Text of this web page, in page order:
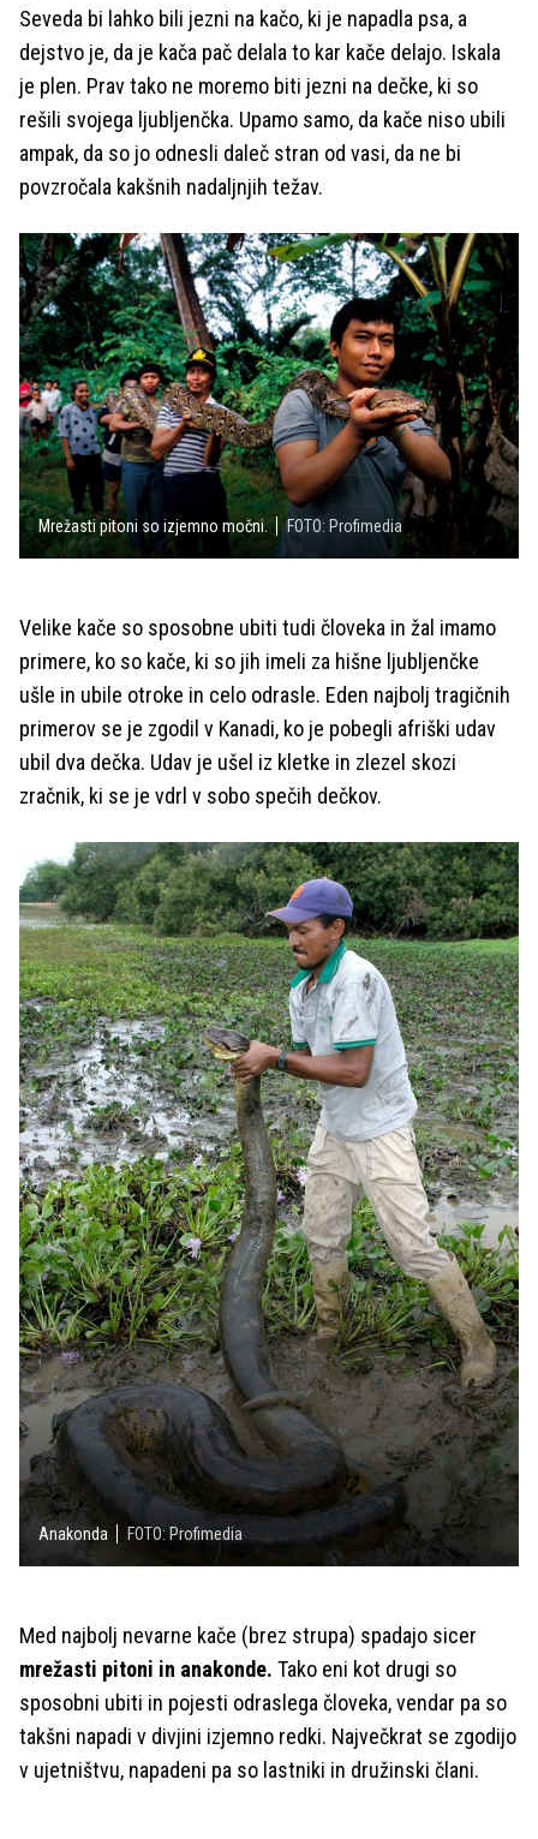
Seveda bi lahko bili jezni na kačo, ki je napadla psa, a
dejstvo je, da je kača pač delala to kar kače delajo. Iskala
je plen. Prav tako ne moremo biti jezni na dečke, ki so
rešili svojega ljubljenčka. Upamo samo, da kače niso ubili
ampak, da so jo odnesli daleč stran od vasi, da ne bi
povzročala kakšnih nadaljnjih težav.
Mrežasti pitoni so izjemno močni. FOTO: Profimedia
Velike kače so sposobne ubiti tudi človeka in žal imamo
primere, ko so kače, ki so jih imeli za hišne ljubljenčke
ušle in ubile otroke in celo odrasle. Eden najbolj tragičnih
primerov se je zgodil v Kanadi, ko je pobegli afriški udav
ubil dva dečka. Udav je ušel iz kletke in zlezel skozi
zračnik, ki se je vdrl v sobo spečih dečkov.
Anakonda FOTO: Profimedia
Med najbolj nevarne kače (brez strupa) spadajo sicer
mrežasti pitoni in anakonde. Tako eni kot drugi so
sposobni ubiti in pojesti odraslega človeka, vendar pa so
takšni napadi v divjini izjemno redki. Največkrat se zgodijo
v ujetništvu, napadeni pa so lastniki in družinski člani.